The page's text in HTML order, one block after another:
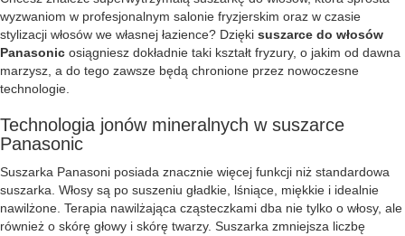
wyzwaniom w profesjonalnym salonie fryzjerskim oraz w czasie
stylizacji włosów we własnej łazience? Dzięki suszarce do włosów
Panasonic osiągniesz dokładnie taki kształt fryzury, o jakim od dawna
marzysz, a do tego zawsze będą chronione przez nowoczesne
technologie.
Technologia jonów mineralnych w suszarce
Panasonic
Suszarka Panasoni posiada znacznie więcej funkcji niż standardowa
suszarka. Włosy są po suszeniu gładkie, lśniące, miękkie i idealnie
nawilżone. Terapia nawilżająca cząsteczkami dba nie tylko o włosy, ale
również o skórę głowy i skórę twarzy. Suszarka zmniejsza liczbę